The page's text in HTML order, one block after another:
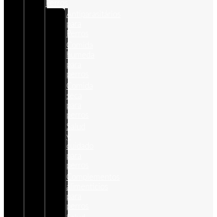
Perros
Antiparasitários
para
Perros
Comida
humeda
para
perros
Comida
seca
para
perros
Salud
y
cuidado
para
perros
Complementos
alimenticios
para
perros